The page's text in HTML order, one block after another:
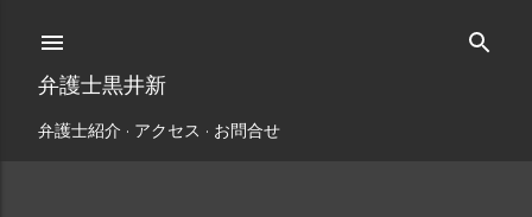
スキップしてメイン コンテンツに移動
弁護士黒井新
弁護士紹介 アクセス お問合せ